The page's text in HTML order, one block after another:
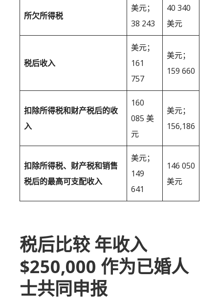
所欠所得税
美元；
38 243
40 340
美元
税后收入
美元；
161
757
美元；
159 660
扣除所得税和财产税后的收
入
160
085 美
元
美元；
156,186
扣除所得税、财产税和销售
税后的最高可支配收入
美元；
149
641
146 050
美元
税后比较 年收入
$250,000 作为已婚人
士共同申报